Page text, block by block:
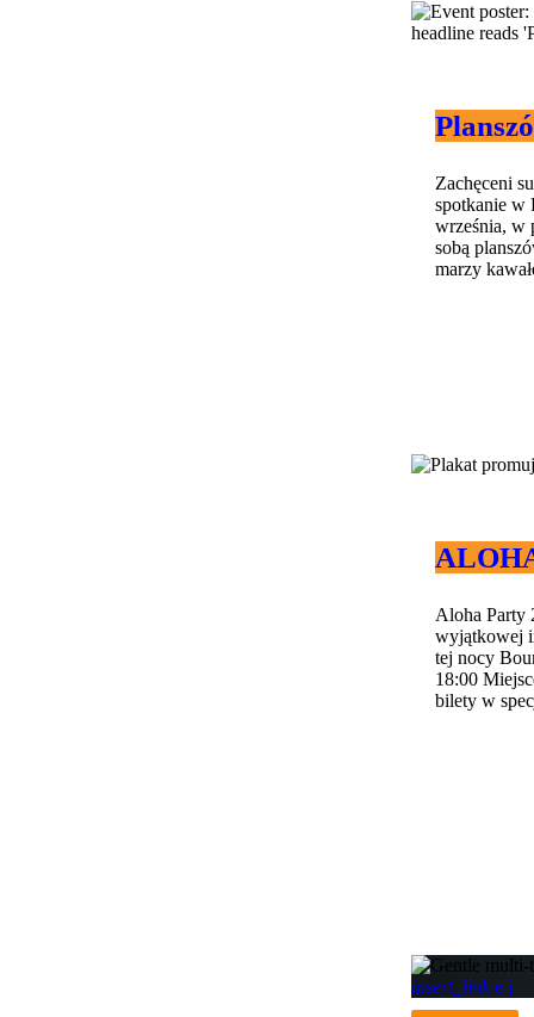
Zachęceni
spotkanie w
września, w
sobą
marzy
Aloha Party
wyjątkowej
tej nocy
18:00
bilety w
insert_link